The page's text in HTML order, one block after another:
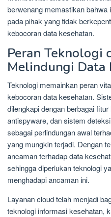
berwenang memastikan
pada pihak yang tidak
kebocoran data kesehatan.
Peran Teknologi
Melindungi Data
Teknologi memainkan peran
kebocoran data kesehatan.
dilengkapi dengan berbagai
antispyware, dan sistem
sebagai perlindungan awal
yang mungkin terjadi. Dengan
ancaman terhadap data
sehingga diperlukan teknologi
menghadapi ancaman ini.
Layanan cloud telah menjadi
teknologi informasi kesehatan,